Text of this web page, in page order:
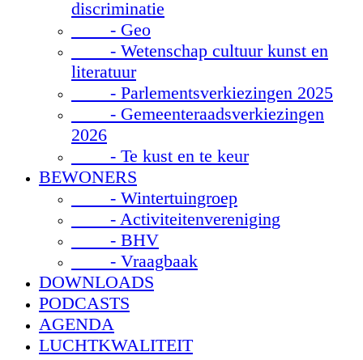
discriminatie
- Geo
- Wetenschap cultuur kunst en
literatuur
- Parlementsverkiezingen 2025
- Gemeenteraadsverkiezingen
2026
- Te kust en te keur
BEWONERS
- Wintertuingroep
- Activiteitenvereniging
- BHV
- Vraagbaak
DOWNLOADS
PODCASTS
AGENDA
LUCHTKWALITEIT